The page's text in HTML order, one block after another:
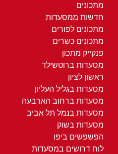
מתכונים
חדשות ממסעדות
מתכונים לפורים
מתכונים כשרים
פנקייק מתכון
מסעדות ברוטשילד
ראשון לציון
מסעדות בגליל העליון
מסעדות ברחוב הארבעה
מסעדות בנמל תל אביב
מסעדות בשוק
הפשפשים ביפו
לוח דרושים במסעדות